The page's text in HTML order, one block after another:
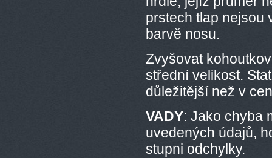
prstech tlap nejsou
barvě nosu.
Zvyšovat
střední velikost.
důležitější než v
VADY: Jako chyba
uvedených údajů,
stupni odchylky.